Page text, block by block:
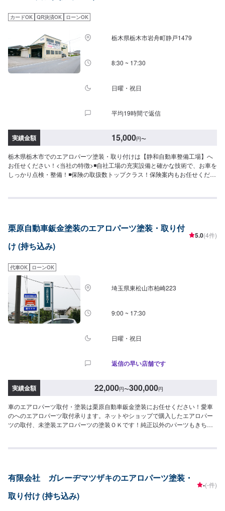
カードOK QR決済OK ローンOK
栃木県栃木市岩舟町静戸1479
8:30 ~ 17:30
日曜・祝日
平均19時間で返信
実績金額 15,000円〜
栃木県栃木市でのエアロパーツ塗装・取り付けは【静和自動車整備工場】へ
お任せください！<当社の特徴>◾自社工場の充実設備と確かな技術で、お車を
しっかり点検・整備！◾保険の取扱数トップクラス！保険案内もお任せくださ
たい…★お時間があまり取れない…などのご相談もお気軽にどうぞ！【1】オ
納車となります。納期は前後する場合がございます。予めご了承ください。--
---代車について-----代車をご用意しています。お車の作業中は代車をご利用く
ださい。※代車の燃料代はお客様にご負担いただいております。-----ご来店時
は事務所前の空いているスペースに駐車してください。受付はスタッフへ
「メンテモで予約しました」とお伝えください。ご案内いたします。【定休
日・営業時間】定休日：日曜日、祝日営業時間：8:30~17:30
栗原自動車鈑金塗装のエアロパーツ塗装・取り付
け (持ち込み)
5.0(4件)
代車OK ローンOK
埼玉県東松山市柏崎223
9:00 ~ 17:30
日曜・祝日
返信の早い店舗です
実績金額 22,000円〜300,000円
車のエアロパーツ取付・塗装は栗原自動車鈑金塗装にお任せください！愛車
のへのエアロパーツ取付承ります。ネットやショップで購入したエアロパー
ツの取付、未塗装エアロパーツの塗装ＯＫです！純正以外のパーツもきちん
>22,000円~大切なお車を栗原自動車さんへお任せしてよかったと思ってもら
るよう研鑽努力し、安心運転のための整備・修理、車をもっと楽しむための
レストアやカスタムなどのサービスもご提供しております。保険代理店業務
にも力を入れ、お客様のカーライフを幅広く支えてまいります。オイル交換
有限会社 ガレーヂマツザキのエアロパーツ塗装・
取り付け (持ち込み)
-(-件)